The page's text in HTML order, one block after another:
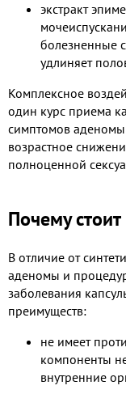
экстракт
болезненные
удлиняет
Комплексное
один курс приема
симптомов аденомы
возрастное
полноценной
Почему
В отличие от
аденомы и
заболевания
преимуществ:
не имеет
компоненты
внутренние